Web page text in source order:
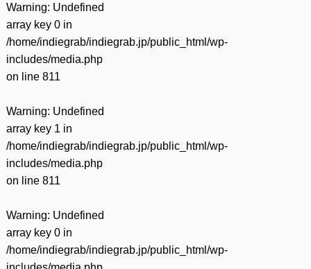
Warning: Undefined
array key 0 in
/home/indiegrab/indiegrab.jp/public_html/wp-
includes/media.php
on line 811
Warning: Undefined
array key 1 in
/home/indiegrab/indiegrab.jp/public_html/wp-
includes/media.php
on line 811
Warning: Undefined
array key 0 in
/home/indiegrab/indiegrab.jp/public_html/wp-